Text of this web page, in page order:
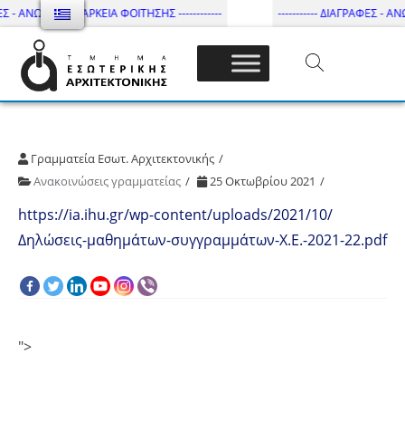
- ΑΝΩΤΑΤΗ ΔΙΑΡΚΕΙΑ ΦΟΙΤΗΣΗΣ ------------ ----------- ΔΙΑΓΡΑΦΕΣ -
Τμήμα Εσωτ. Αρχιτεκτονικής – ΔΙ.ΠΑ.Ε
Γραμματεία Εσωτ. Αρχιτεκτονικής
Ανακοινώσεις γραμματείας
25 Οκτωβρίου 2021
https://ia.ihu.gr/wp-content/uploads/2021/10/
Δηλώσεις-μαθημάτων-συγγραμμάτων-Χ.Ε.-2021-22.pdf
">